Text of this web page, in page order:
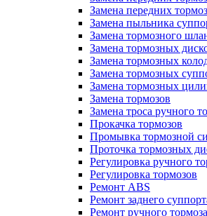
Замена передних
Замена пыльника
Замена тормозного
Замена тормозных
Замена тормозных
Замена тормозных
Замена тормозных
Замена тормозов
Замена троса ручного
Прокачка тормозов
Промывка тормозной
Проточка тормозных
Регулировка ручного
Регулировка тормозов
Ремонт ABS
Ремонт заднего
Ремонт ручного тормоза